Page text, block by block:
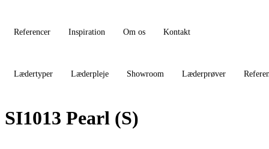
Referencer Inspiration Om os Kontakt
Lædertyper Læderpleje Showroom Læderprøver
SI1013 Pearl (S)